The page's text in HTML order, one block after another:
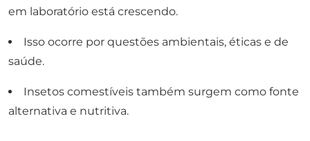
em laboratório está crescendo.
Isso ocorre por questões ambientais, éticas e de
saúde.
Insetos comestíveis também surgem como fonte
alternativa e nutritiva.